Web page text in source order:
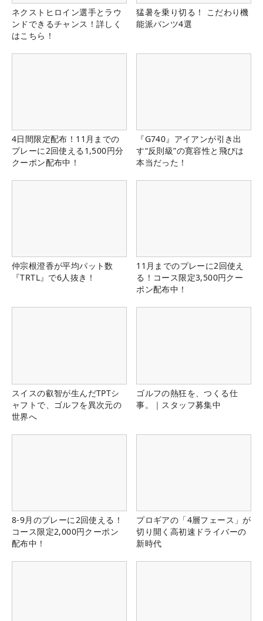
ネクストヒロイン選手とラウ
ンドできるチャンス！詳しく
はこちら！
猛暑を乗り切る！ こだわり機
能派パンツ4選
4日間限定配布！11月までの
プレーに2回使える1,500円分
クーポン配布中！
『G740』アイアンが引き出
す“反則級”の寛容性と飛びは
本当だった！
仲宗根澄香が平均パット数
『TRTL』で6人抜き！
11月までのプレーに2回使え
る！コース限定3,500円クー
ポン配布中！
スイスの叡智が生んだTPTシ
ャフトで、ゴルフを異次元の
世界へ
ゴルフの熱狂を、つくる仕
事。｜スタッフ募集中
8-9月のプレーに2回使える！
コース限定2,000円クーポン
配布中！
プロギアの「4層フェース」が
切り開く高初速ドライバーの
新時代